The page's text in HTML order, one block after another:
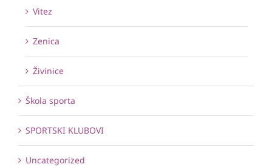
Vitez
Zenica
Živinice
Škola sporta
SPORTSKI KLUBOVI
Uncategorized